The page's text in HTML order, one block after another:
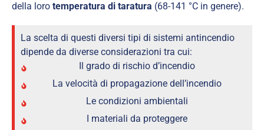
della loro temperatura di taratura (68-141 °C in genere).
La scelta di questi diversi tipi di sistemi antincendio
dipende da diverse considerazioni tra cui:
Il grado di rischio d’incendio
La velocità di propagazione dell’incendio​
Le condizioni ambientali
I materiali da proteggere